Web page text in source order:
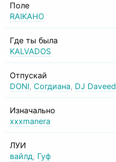
Поле
RAIKAHO
Где ты была
KALVADOS
Отпускай
DONI, Согдиана, DJ Daveed
Изначально
xxxmanera
ЛУИ
вайлд, Гуф